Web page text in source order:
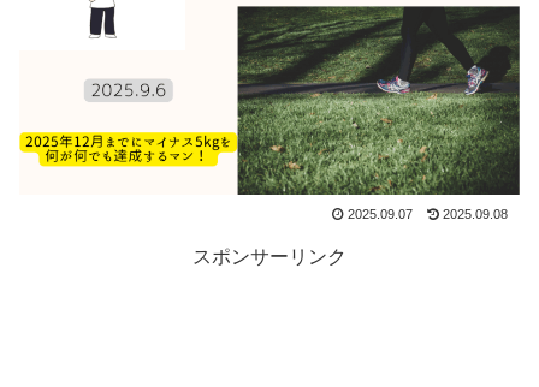
2025.09.07 2025.09.08
スポンサーリンク